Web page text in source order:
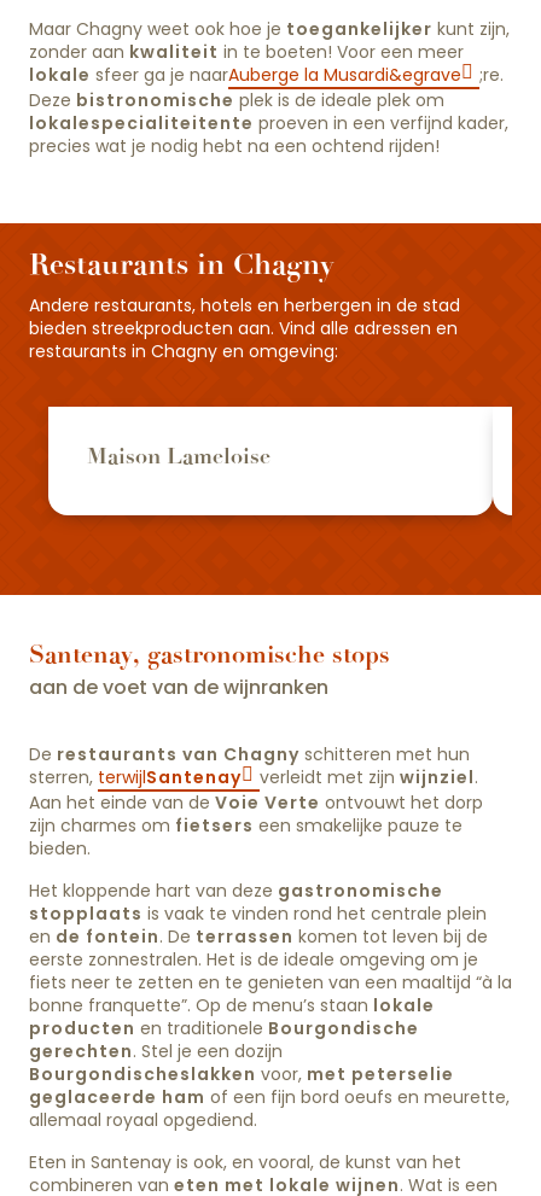
Maar Chagny weet ook hoe je toegankelijker kunt zijn,
zonder aan kwaliteit in te boeten! Voor een meer
lokale sfeer ga je naarAuberge la Musardi&egrave
;re.
Deze bistronomische plek is de ideale plek om
lokalespecialiteitente proeven in een verfijnd kader,
precies wat je nodig hebt na een ochtend rijden!
Restaurants in Chagny
Andere restaurants, hotels en herbergen in de stad
bieden streekproducten aan. Vind alle adressen en
restaurants in Chagny en omgeving:
Maison Lameloise
Santenay, gastronomische stops
aan de voet van de wijnranken
De restaurants van Chagny schitteren met hun
sterren, terwijlSantenay verleidt met zijn wijnziel.
Aan het einde van de Voie Verte ontvouwt het dorp
zijn charmes om fietsers een smakelijke pauze te
bieden.
Het kloppende hart van deze gastronomische
stopplaats is vaak te vinden rond het centrale plein
en de fontein. De terrassen komen tot leven bij de
eerste zonnestralen. Het is de ideale omgeving om je
fiets neer te zetten en te genieten van een maaltijd “à la
bonne franquette”. Op de menu’s staan lokale
producten en traditionele Bourgondische
gerechten. Stel je een dozijn
Bourgondischeslakken voor, met peterselie
geglaceerde ham of een fijn bord oeufs en meurette,
allemaal royaal opgediend.
Eten in Santenay is ook, en vooral, de kunst van het
combineren van eten met lokale wijnen. Wat is een